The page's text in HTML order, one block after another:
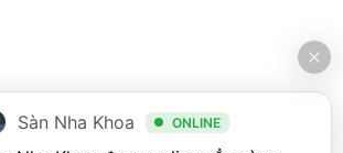
Sàn Nha Khoa ONLINE